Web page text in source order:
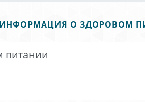
ИНФОРМАЦИЯ О ЗДОРОВОМ
питании